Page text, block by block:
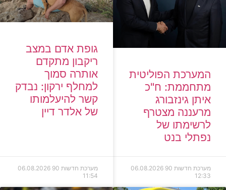
המערכת הפוליטית
מתחממת: ח"כ
איתן גינזבורג
מרעננה מצטרף
לרשימתו של
נפתלי בנט
מערכת חדשות 90
06.08.2026
12:33
גופת אדם במצב
ריקבון מתקדם
אותרה סמוך
למחלף ירקון: נבדק
קשר להיעלמותו
של אלדר דיין
מערכת חדשות 90
06.08.2026
11:54